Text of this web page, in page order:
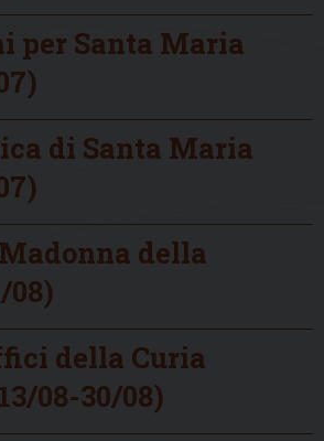
per Santa Maria
di Santa Maria
della
08)
della Curia
08-30/08)